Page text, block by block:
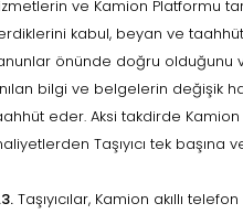
ve Kamion Platformu
kabul, beyan ve
önünde doğru olduğunu
bilgi ve belgelerin değişik
eder. Aksi takdirde
Taşıyıcı tek başına
Taşıyıcılar, Kamion akıllı